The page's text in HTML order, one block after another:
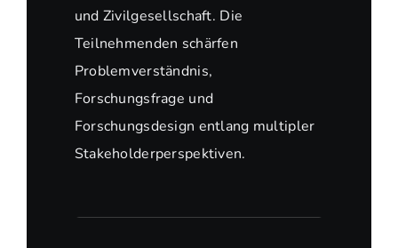
und Zivilgesellschaft. Die
Teilnehmenden schärfen
Problemverständnis,
Forschungsfrage und
Forschungsdesign entlang multipler
Stakeholderperspektiven.​